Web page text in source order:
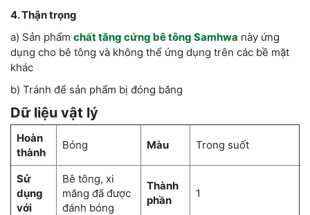
4. Thận trọng
a) Sản phẩm chất tăng cứng bê tông Samhwa này ứng
dụng cho bê tông và không thể ứng dụng trên các bề mặt
khác
b) Tránh để sản phẩm bị đóng băng
Dữ liệu vật lý
Hoàn
thành
Bóng Màu Trong suốt
Sử
dụng
với
Bê tông, xi
măng đã được
đánh bóng
Thành
phần
1